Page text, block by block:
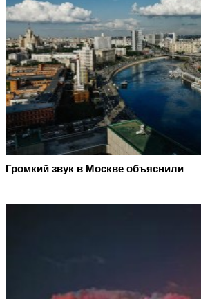
Громкий звук в Москве объяснили